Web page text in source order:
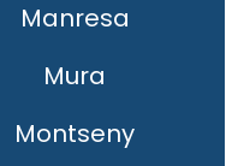
Manresa
Mura
Montseny